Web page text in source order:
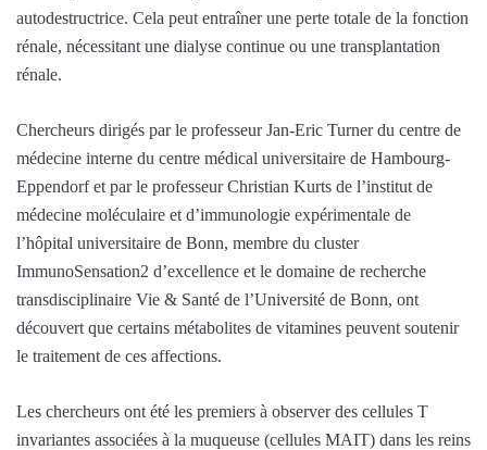
autodestructrice. Cela peut entraîner une perte totale de la fonction
rénale, nécessitant une dialyse continue ou une transplantation
rénale.
Chercheurs dirigés par le professeur Jan-Eric Turner du centre de
médecine interne du centre médical universitaire de Hambourg-
Eppendorf et par le professeur Christian Kurts de l’institut de
médecine moléculaire et d’immunologie expérimentale de
l’hôpital universitaire de Bonn, membre du cluster
ImmunoSensation2 d’excellence et le domaine de recherche
transdisciplinaire Vie & Santé de l’Université de Bonn, ont
découvert que certains métabolites de vitamines peuvent soutenir
le traitement de ces affections.
Les chercheurs ont été les premiers à observer des cellules T
invariantes associées à la muqueuse (cellules MAIT) dans les reins